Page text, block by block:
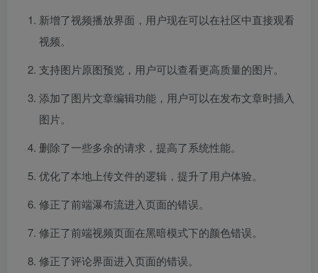
新增了视频播放界面，用户现在可以在社区中直接观看
视频。
支持图片原图预览，用户可以查看更高质量的图片。
添加了图片文章编辑功能，用户可以在发布文章时插入
图片。
删除了一些多余的请求，提高了系统性能。
优化了本地上传文件的逻辑，提升了用户体验。
修正了前端瀑布流进入页面的错误。
修正了前端视频页面在黑暗模式下的颜色错误。
修正了评论界面进入页面的错误。